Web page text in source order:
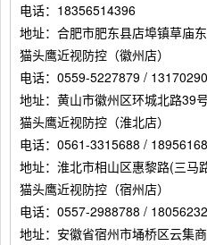
电话：18356514396
地址：合肥市肥东县店埠镇草庙
猫头鹰近视防控（徽州店）
电话：0559-5227879 /
地址：黄山市徽州区环城北路39
猫头鹰近视防控（淮北店）
电话：0561-3315688 /
地址：淮北市相山区惠黎路(三马
猫头鹰近视防控（宿州店）
电话：0557-2988788 /
地址：安徽省宿州市埇桥区云集